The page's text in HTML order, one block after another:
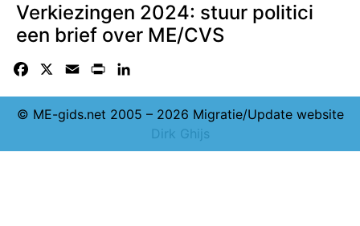
Verkiezingen 2024: stuur politici
een brief over ME/CVS
Facebook Email Print
© ME-gids.net 2005 – 2026 Migratie/Update website
Dirk Ghijs